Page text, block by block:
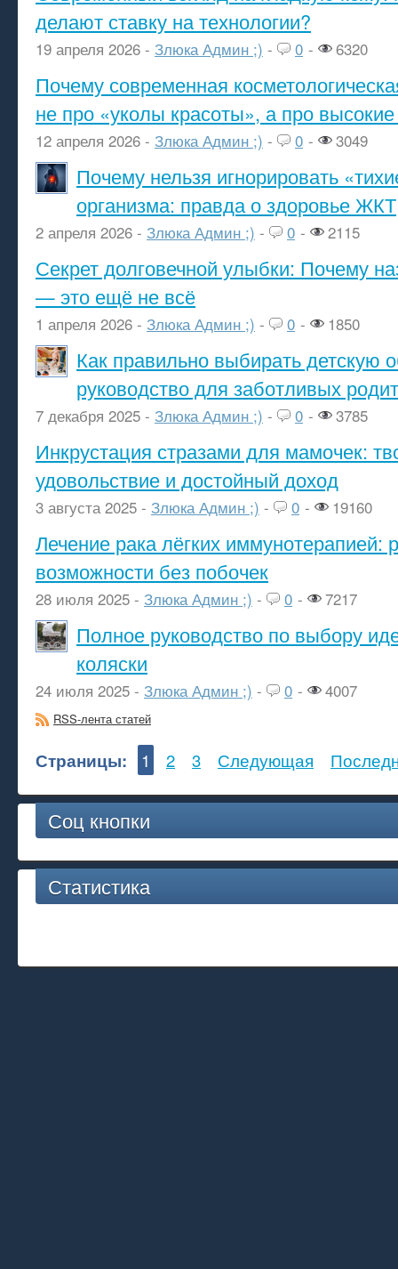
делают ставку на технологии?
19 апреля 2026 - Злюка Админ ;) - 0 - 6320
Почему современная
не про «уколы красоты», а про высокие
12 апреля 2026 - Злюка Админ ;) - 0 - 3049
Почему нельзя игнорировать
организма: правда о здоровье ЖКТ
2 апреля 2026 - Злюка Админ ;) - 0 - 2115
Секрет долговечной улыбки: Почему
— это ещё не всё
1 апреля 2026 - Злюка Админ ;) - 0 - 1850
Как правильно выбирать детскую
руководство для заботливых
7 декабря 2025 - Злюка Админ ;) - 0 - 3785
Инкрустация стразами для мамочек:
удовольствие и достойный доход
3 августа 2025 - Злюка Админ ;) - 0 - 19160
Лечение рака лёгких иммунотерапией:
возможности без побочек
28 июля 2025 - Злюка Админ ;) - 0 - 7217
Полное руководство по выбору
коляски
24 июля 2025 - Злюка Админ ;) - 0 - 4007
RSS-лента статей
Страницы: 1 2 3 Следующая
Соц кнопки
Статистика